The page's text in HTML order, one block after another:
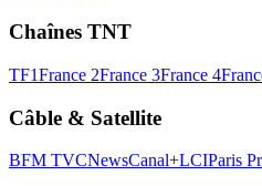
Chaînes TNT
TF1France 2France 3France 4
Câble & Satellite
BFM TVCNewsCanal+LCIParis